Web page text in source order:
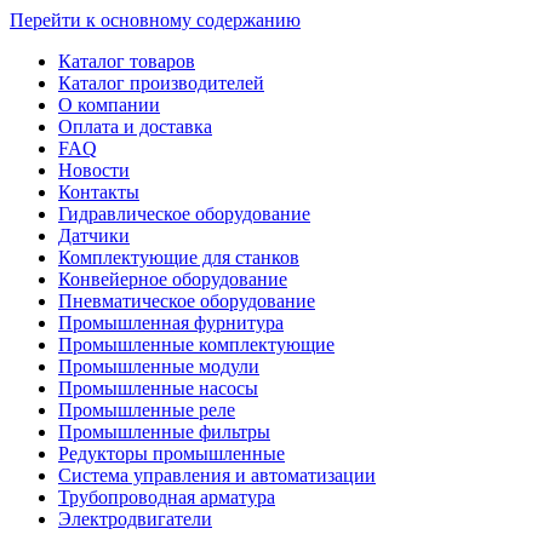
Перейти к основному содержанию
Каталог товаров
Каталог производителей
О компании
Оплата и доставка
FAQ
Новости
Контакты
Гидравлическое оборудование
Датчики
Комплектующие для станков
Конвейерное оборудование
Пневматическое оборудование
Промышленная фурнитура
Промышленные комплектующие
Промышленные модули
Промышленные насосы
Промышленные реле
Промышленные фильтры
Редукторы промышленные
Система управления и автоматизации
Трубопроводная арматура
Электродвигатели